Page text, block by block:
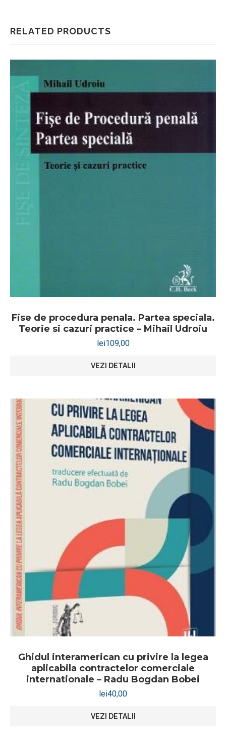
RELATED PRODUCTS
Fise de procedura penala. Partea speciala.
Teorie si cazuri practice – Mihail Udroiu
lei109,00
VEZI DETALII
Ghidul interamerican cu privire la legea
aplicabila contractelor comerciale
internationale – Radu Bogdan Bobei
lei40,00
VEZI DETALII